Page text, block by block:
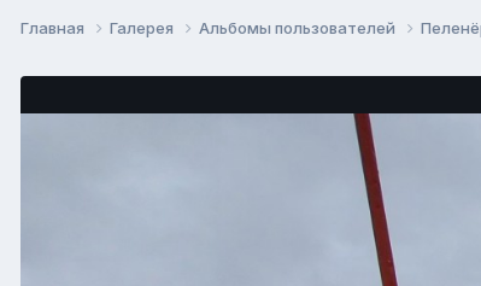
Главная Галерея Альбомы пользователей